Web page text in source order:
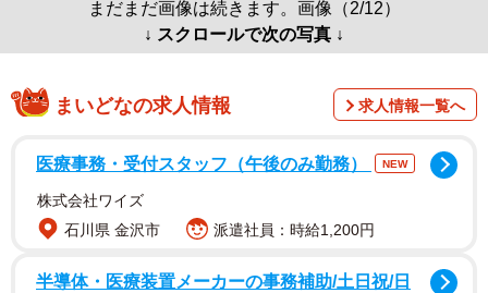
まだまだ画像は続きます。画像（2/12）
↓ スクロールで次の写真 ↓
まいどなの求人情報 求人情報一覧へ
医療事務・受付スタッフ（午後のみ勤務） NEW
株式会社ワイズ
石川県 金沢市
派遣社員：時給1,200円
半導体・医療装置メーカーの事務補助/土日祝/日